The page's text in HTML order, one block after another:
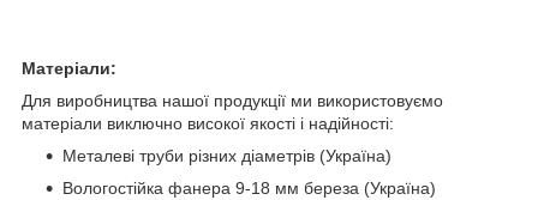
Матеріали:
Для виробництва нашої продукції ми використовуємо
матеріали виключно високої якості і надійності:
Металеві труби різних діаметрів (Україна)
Вологостійка фанера 9-18 мм береза (Україна)